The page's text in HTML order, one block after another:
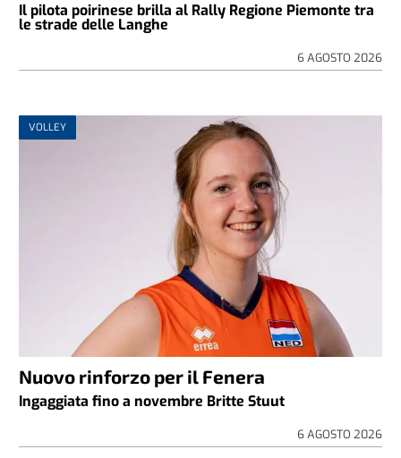
Il pilota poirinese brilla al Rally Regione Piemonte tra
le strade delle Langhe
6 AGOSTO 2026
VOLLEY
Nuovo rinforzo per il Fenera
Ingaggiata fino a novembre Britte Stuut
6 AGOSTO 2026